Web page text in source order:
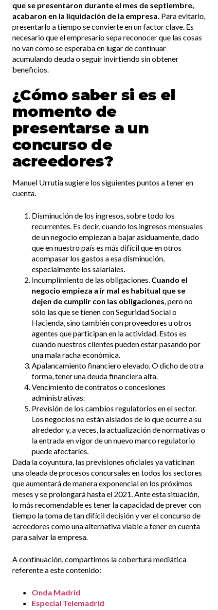
que se presentaron durante el mes de septiembre,
acabaron en la liquidación de la empresa. Para evitarlo,
presentarlo a tiempo se convierte en un factor clave. Es
necesario que el empresario sepa reconocer que las cosas
no van como se esperaba en lugar de continuar
acumulando deuda o seguir invirtiendo sin obtener
beneficios.
¿Cómo saber si es el
momento de
presentarse a un
concurso de
acreedores?
Manuel Urrutia sugiere los siguientes puntos a tener en
cuenta.
Disminución de los ingresos, sobre todo los
recurrentes. Es decir, cuando los ingresos mensuales
de un negocio empiezan a bajar asiduamente, dado
que en nuestro país es más difícil que en otros
acompasar los gastos a esa disminución,
especialmente los salariales.
Incumplimiento de las obligaciones. Cuando el
negocio empieza a ir mal es habitual que se
dejen de cumplir con las obligaciones, pero no
sólo las que se tienen con Seguridad Social o
Hacienda, sino también con proveedores u otros
agentes que participan en la actividad. Estos es
cuando nuestros clientes pueden estar pasando por
una mala racha económica.
Apalancamiento financiero elevado. O dicho de otra
forma, tener una deuda financiera alta.
Vencimiento de contratos o concesiones
administrativas.
Previsión de los cambios regulatorios en el sector.
Los negocios no están aislados de lo que ocurre a su
alrededor y, a veces, la actualización de normativas o
la entrada en vigor de un nuevo marco regulatorio
puede afectarles.
Dada la coyuntura, las previsiones oficiales ya vaticinan
una oleada de procesos concursales en todos los sectores
que aumentará de manera exponencial en los próximos
meses y se prolongará hasta el 2021. Ante esta situación,
lo más recomendable es tener la capacidad de prever con
tiempo la toma de tan difícil decisión y ver el concurso de
acreedores como una alternativa viable a tener en cuenta
para salvar la empresa.
A continuación, compartimos la cobertura mediática
referente a este contenido:
Onda Madrid
Especial Telemadrid